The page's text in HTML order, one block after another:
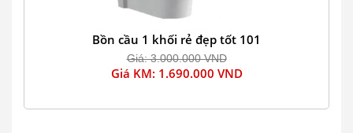
Bồn cầu 1 khối rẻ đẹp tốt 101
Giá: 3.000.000 VND
Giá KM: 1.690.000 VND